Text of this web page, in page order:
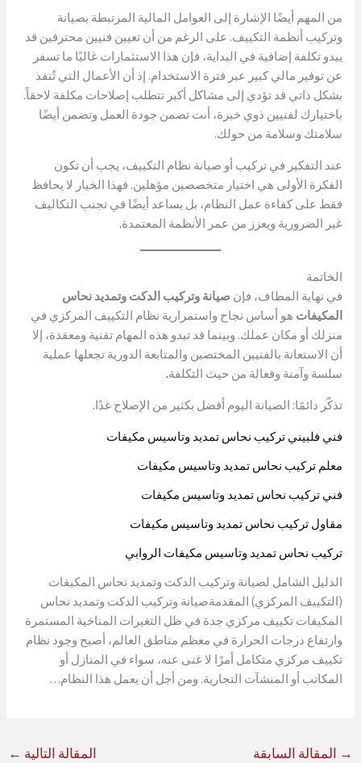
من المهم أيضًا الإشارة إلى العوامل المالية المرتبطة بصيانة
وتركيب أنظمة التكييف. على الرغم من أن تعيين فنيين محترفين قد
يبدو تكلفة إضافية في البداية، فإن هذا الاستثمارات غالبًا ما تسفر
عن توفير مالي كبير عبر فترة الاستخدام. إذ أن الأعمال التي تُنفذ
بشكل ذاتي قد تؤدي إلى مشاكل أكبر تتطلب إصلاحات مكلفة لاحقاً.
باختيارك لفنيين ذوي خبرة، أنت تضمن جودة العمل وتضمن أيضًا
سلامتك وسلامة من حولك.
عند التفكير في تركيب أو صيانة نظام التكييف، يجب أن تكون
الفكرة الأولى هي اختيار متخصصين مؤهلين. فهذا الخيار لا يحافظ
فقط على كفاءة عمل النظام، بل يساعد أيضًا في تجنب التكاليف
غير الضرورية ويعزز من عمر الأنظمة المعتمدة.
الخاتمة
في نهاية المطاف، فإنصيانة وتركيب الدكت وتمديد نحاس
المكيفات هو أساس نجاح واستمرارية نظام التكييف المركزي في
منزلك أو مكان عملك. وبينما قد تبدو هذه المهام تقنية ومعقدة، إلا
أن الاستعانة بالفنيين المختصين والمتابعة الدورية تجعلها عملية
سلسة وآمنة وفعالة من حيث التكلفة.
تذكّر دائمًا: الصيانة اليوم أفضل بكثير من الإصلاح غدًا.
فني فلبيني تركيب نحاس تمديد وتاسيس مكيفات
معلم تركيب نحاس تمديد وتاسيس مكيفات
فني تركيب نحاس تمديد وتاسيس مكيفات
مقاول تركيب نحاس تمديد وتاسيس مكيفات
تركيب نحاس تمديد وتاسيس مكيفات الروابي
الدليل الشامل لصيانة وتركيب الدكت وتمديد نحاس المكيفات
(التكييف المركزي) المقدمةصيانة وتركيب الدكت وتمديد نحاس
المكيفات تكييف مركزي جدة في ظل التغيرات المناخية المستمرة
وارتفاع درجات الحرارة في معظم مناطق العالم، أصبح وجود نظام
تكييف مركزي متكامل أمرًا لا غنى عنه، سواء في المنازل أو
المكاتب أو المنشآت التجارية. ومن أجل أن يعمل هذا النظام…
→ المقالة السابقة المقالة التالية ←